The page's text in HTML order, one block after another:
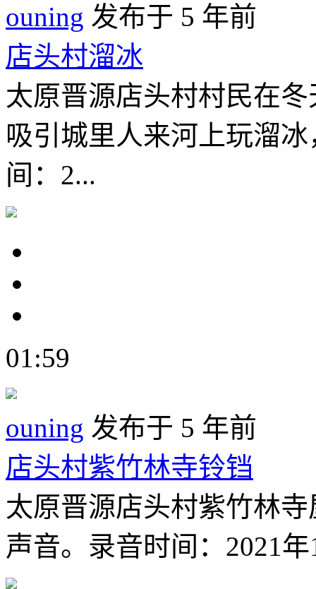
ouning 发布于 5 年前
店头村溜冰
太原晋源店头村村民在
吸引城里人来河上玩溜
间：2...
01:59
ouning 发布于 5 年前
店头村紫竹林寺铃铛
太原晋源店头村紫竹林
声音。录音时间：2021